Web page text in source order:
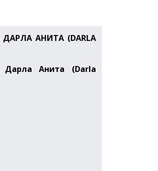
АНИТА (DARLA
Дарла Анита (Darla